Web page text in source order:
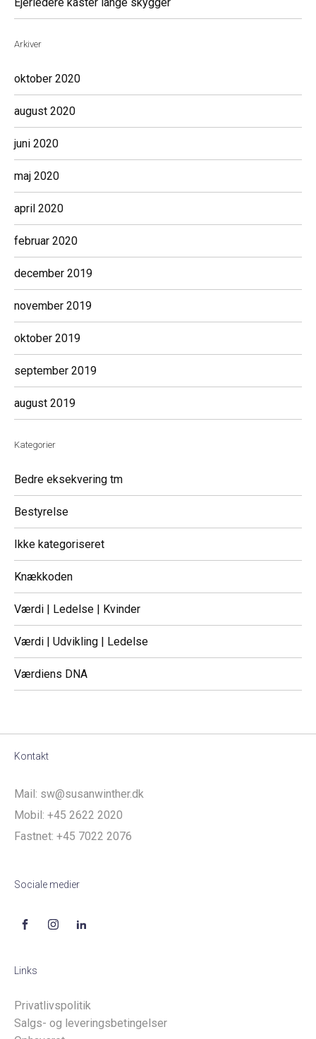
Arkiver
oktober 2020
august 2020
juni 2020
maj 2020
april 2020
februar 2020
december 2019
november 2019
oktober 2019
september 2019
august 2019
Kategorier
Bedre eksekvering tm
Bestyrelse
Ikke kategoriseret
Knækkoden
Værdi | Ledelse | Kvinder
Værdi | Udvikling | Ledelse
Værdiens DNA
Kontakt
Mail: sw@susanwinther.dk
Mobil: +45 2622 2020
Fastnet: +45 7022 2076
Sociale medier
Links
Privatlivspolitik
Salgs- og leveringsbetingelser